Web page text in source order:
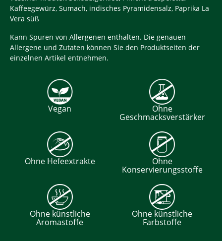
Kaffeegewürz, Sumach, indisches Pyramidensalz, Paprika La
Vera süß
Kann Spuren von Allergenen enthalten. Die genauen
Allergene und Zutaten können Sie den Produktseiten der
einzelnen Artikel entnehmen.
Vegan Ohne
Geschmacksverstärker
Ohne Hefeextrakte Ohne
Konservierungsstoffe
Ohne künstliche
Aromastoffe
Ohne künstliche
Farbstoffe